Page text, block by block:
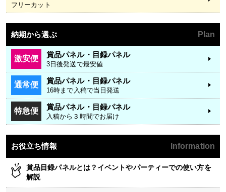
フリーカット
納期から選ぶ Plan
激安便 賞品パネル・目録パネル
3日後発送で最安値
通常便 賞品パネル・目録パネル
16時まで入稿で当日発送
特急便 賞品パネル・目録パネル
入稿から３時間でお届け
お役立ち情報 Information
賞品目録パネルとは？イベントやパーティーでの使い方を
解説